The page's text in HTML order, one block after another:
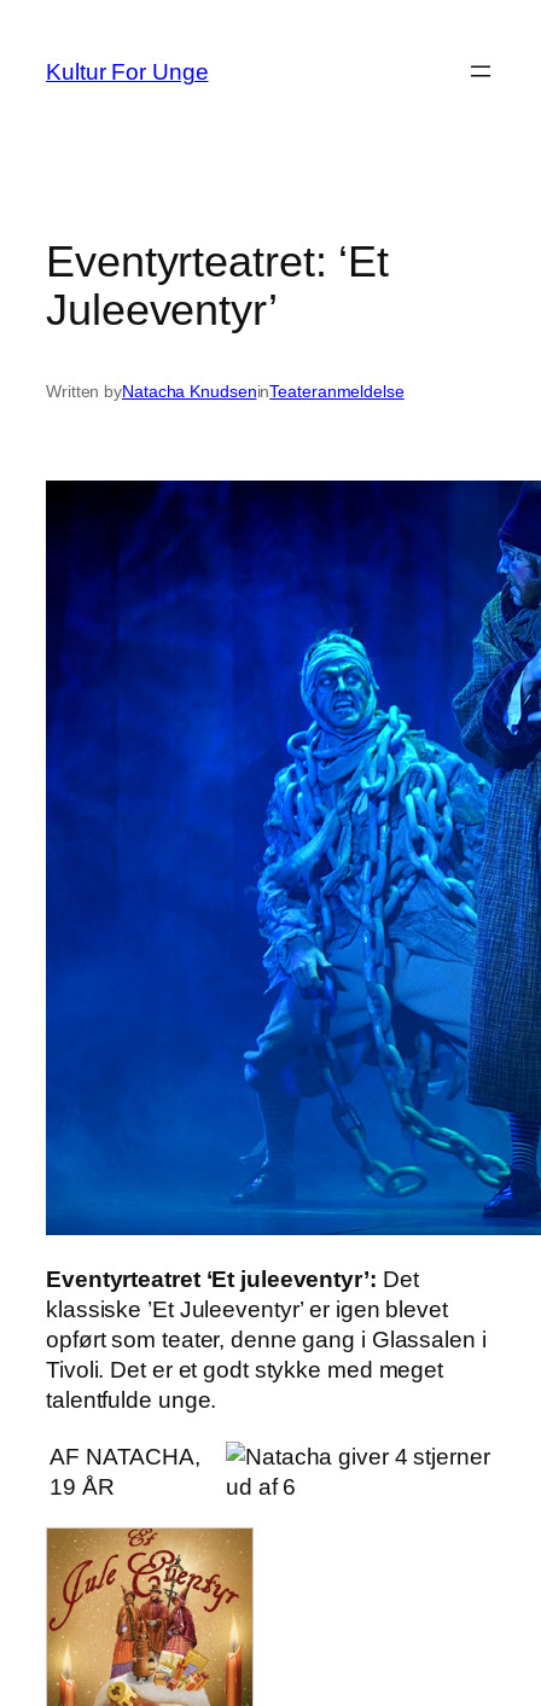
indhold
Kultur For Unge
Eventyrteatret: ‘Et
Juleeventyr’
Written byNatacha KnudseninTeateranmeldelse
Eventyrteatret ‘Et juleeventyr’: Det
klassiske ’Et Juleeventyr’ er igen blevet
opført som teater, denne gang i Glassalen i
Tivoli. Det er et godt stykke med meget
talentfulde unge.
AF NATACHA,
19 ÅR